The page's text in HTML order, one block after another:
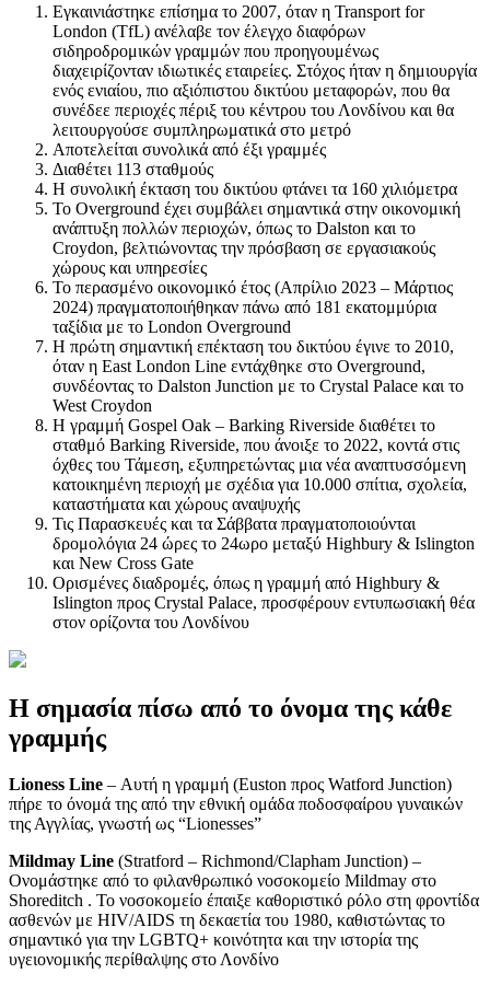
Εγκαινιάστηκε επίσημα το 2007, όταν η Transport for
London (TfL) ανέλαβε τον έλεγχο διαφόρων
σιδηροδρομικών γραμμών που προηγουμένως
διαχειρίζονταν ιδιωτικές εταιρείες. Στόχος ήταν η δημιουργία
ενός ενιαίου, πιο αξιόπιστου δικτύου μεταφορών, που θα
συνέδεε περιοχές πέριξ του κέντρου του Λονδίνου και θα
λειτουργούσε συμπληρωματικά στο μετρό
Αποτελείται συνολικά από έξι γραμμές
Διαθέτει 113 σταθμούς
Η συνολική έκταση του δικτύου φτάνει τα 160 χιλιόμετρα
Το Overground έχει συμβάλει σημαντικά στην οικονομική
ανάπτυξη πολλών περιοχών, όπως το Dalston και το
Croydon, βελτιώνοντας την πρόσβαση σε εργασιακούς
χώρους και υπηρεσίες
Το περασμένο οικονομικό έτος (Απρίλιο 2023 – Μάρτιος
2024) πραγματοποιήθηκαν πάνω από 181 εκατομμύρια
ταξίδια με το London Overground
Η πρώτη σημαντική επέκταση του δικτύου έγινε το 2010,
όταν η East London Line εντάχθηκε στο Overground,
συνδέοντας το Dalston Junction με το Crystal Palace και το
West Croydon
Η γραμμή Gospel Oak – Barking Riverside διαθέτει το
σταθμό Barking Riverside, που άνοιξε το 2022, κοντά στις
όχθες του Τάμεση, εξυπηρετώντας μια νέα αναπτυσσόμενη
κατοικημένη περιοχή με σχέδια για 10.000 σπίτια, σχολεία,
καταστήματα και χώρους αναψυχής
Τις Παρασκευές και τα Σάββατα πραγματοποιούνται
δρομολόγια 24 ώρες το 24ωρο μεταξύ Highbury & Islington
και New Cross Gate
Ορισμένες διαδρομές, όπως η γραμμή από Highbury &
Islington προς Crystal Palace, προσφέρουν εντυπωσιακή θέα
στον ορίζοντα του Λονδίνου
Η σημασία πίσω από το όνομα της κάθε
γραμμής
Lioness Line – Αυτή η γραμμή (Euston προς Watford Junction)
πήρε το όνομά της από την εθνική ομάδα ποδοσφαίρου γυναικών
της Αγγλίας, γνωστή ως “Lionesses”
Mildmay Line (Stratford – Richmond/Clapham Junction) –
Ονομάστηκε από το φιλανθρωπικό νοσοκομείο Mildmay στο
Shoreditch . Το νοσοκομείο έπαιξε καθοριστικό ρόλο στη φροντίδα
ασθενών με HIV/AIDS τη δεκαετία του 1980, καθιστώντας το
σημαντικό για την LGBTQ+ κοινότητα και την ιστορία της
υγειονομικής περίθαλψης στο Λονδίνο